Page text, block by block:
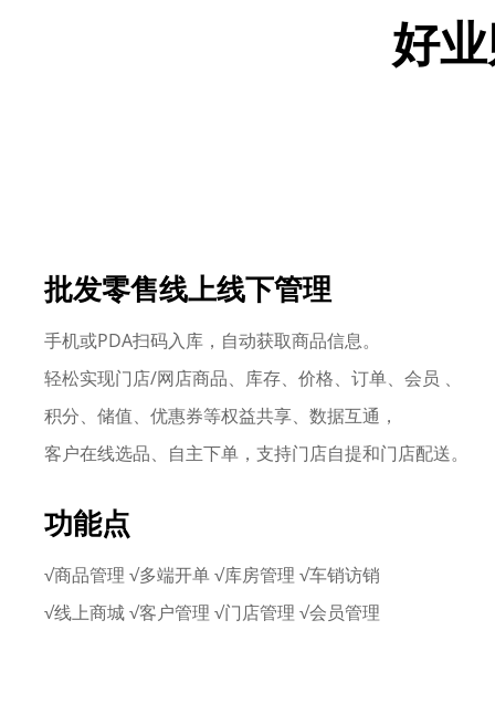
好
批发零售线上线下管理
手机或PDA扫码入库，自动获取商品信息。
轻松实现门店/网店商品、库存、价格、订单、会员 、
积分、储值、优惠券等权益共享、数据互通，
客户在线选品、自主下单，支持门店自提和门店配送。
功能点
√商品管理 √多端开单 √库房管理 √车销访销
√线上商城 √客户管理 √门店管理 √会员管理